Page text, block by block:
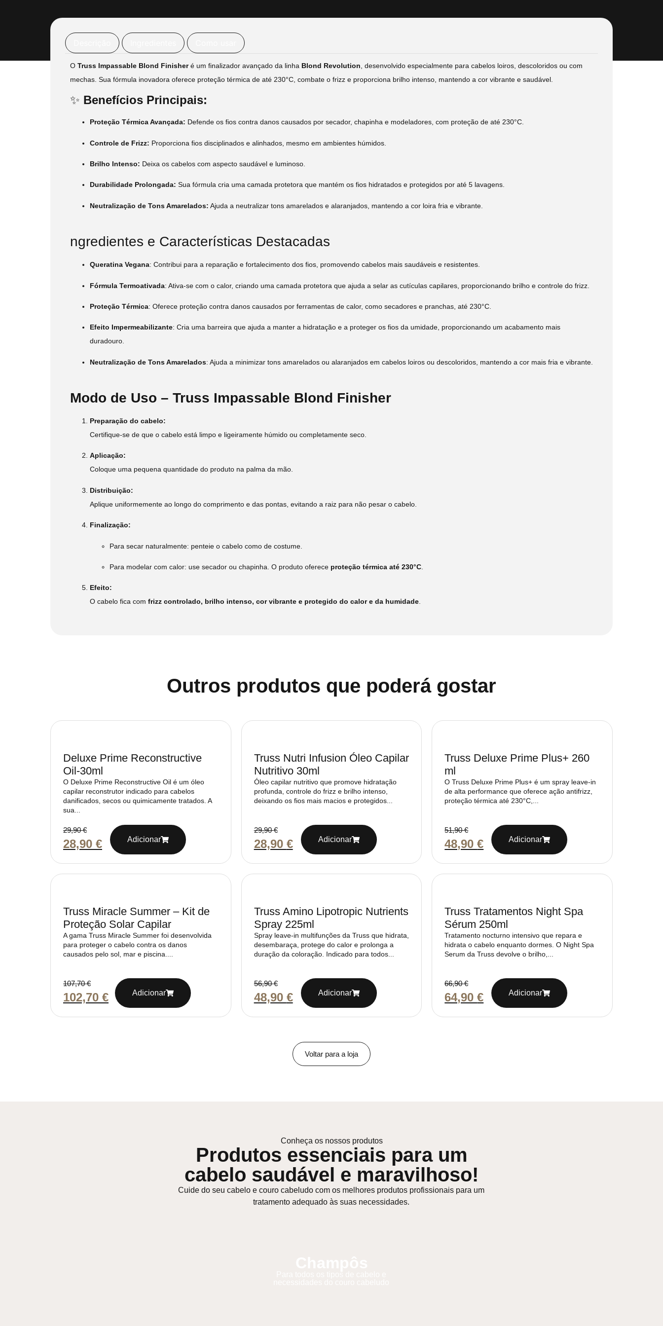
O Truss Impassable Blond Finisheré um finalizador avançado da linha Blond Revolution , desenvolvido especialmente para cabelos loiros, descoloridos ou com
mechas. Sua fórmula inovadora oferece proteção térmica de até 230°C, combate o frizz e proporciona brilho intenso, mantendo a cor vibrante e saudável.
✨ Benefícios Principais:
Proteção Térmica Avançada: Defende os fios contra danos causados por secador, chapinha e modeladores, com proteção de até 230°C.
Controle de Frizz: Proporciona fios disciplinados e alinhados, mesmo em ambientes húmidos.
Brilho Intenso: Deixa os cabelos com aspecto saudável e luminoso.
Durabilidade Prolongada: Sua fórmula cria uma camada protetora que mantém os fios hidratados e protegidos por até 5 lavagens.
Neutralização de Tons Amarelados: Ajuda a neutralizar tons amarelados e alaranjados, mantendo a cor loira fria e vibrante.
ngredientes e Características Destacadas
Queratina Vegana: Contribui para a reparação e fortalecimento dos fios, promovendo cabelos mais saudáveis e resistentes.
Fórmula Termoativada: Ativa-se com o calor, criando uma camada protetora que ajuda a selar as cutículas capilares, proporcionando brilho e controle do frizz.
Proteção Térmica: Oferece proteção contra danos causados por ferramentas de calor, como secadores e pranchas, até 230°C.
Efeito Impermeabilizante: Cria uma barreira que ajuda a manter a hidratação e a proteger os fios da umidade, proporcionando um acabamento mais
duradouro.
Neutralização de Tons Amarelados: Ajuda a minimizar tons amarelados ou alaranjados em cabelos loiros ou descoloridos, mantendo a cor mais fria e vibrante.
Modo de Uso – Truss Impassable Blond Finisher
Preparação do cabelo:
Certifique-se de que o cabelo está limpo e ligeiramente húmido ou completamente seco.
Aplicação:
Coloque uma pequena quantidade do produto na palma da mão.
Distribuição:
Aplique uniformemente ao longo do comprimento e das pontas, evitando a raiz para não pesar o cabelo.
Finalização:
Para secar naturalmente: penteie o cabelo como de costume.
Para modelar com calor: use secador ou chapinha. O produto oferece proteção térmica até 230°C
Efeito:
O cabelo fica com frizz controlado, brilho intenso, cor vibrante e protegido do calor e da humidade.
Outros produtos que poderá gostar
Deluxe Prime Reconstructive
Oil-30ml
O Deluxe Prime Reconstructive Oil é um óleo
capilar reconstrutor indicado para cabelos
danificados, secos ou quimicamente tratados. A
sua...
29,90€
28,90 € Adicionar
Truss Nutri Infusion Óleo Capilar
Nutritivo 30ml
Óleo capilar nutritivo que promove hidratação
profunda, controle do frizz e brilho intenso,
deixando os fios mais macios e protegidos...
29,90€
28,90 € Adicionar
Truss Deluxe Prime Plus+ 260
ml
O Truss Deluxe Prime Plus+ é um spray leave-in
de alta performance que oferece ação antifrizz,
proteção térmica até 230°C,...
51,90€
48,90€ Adicionar
Truss Miracle Summer – Kit de
Proteção Solar Capilar
A gama Truss Miracle Summer foi desenvolvida
para proteger o cabelo contra os danos
causados pelo sol, mar e piscina....
107,70€
102,70 € Adicionar
Truss Amino Lipotropic Nutrients
Spray 225ml
Spray leave-in multifunções da Truss que hidrata,
desembaraça, protege do calor e prolonga a
duração da coloração. Indicado para todos...
56,90€
48,90 € Adicionar
Truss Tratamentos Night Spa
Sérum 250ml
Tratamento nocturno intensivo que repara e
hidrata o cabelo enquanto dormes. O Night Spa
Serum da Truss devolve o brilho,...
66,90€
64,90€ Adicionar
Voltar para a loja
Conheça os nossos produtos
Produtos essenciais para um
cabelo saudável e maravilhoso!
Cuide do seu cabelo e couro cabeludo com os melhores produtos profissionais para um
tratamento adequado às suas necessidades.